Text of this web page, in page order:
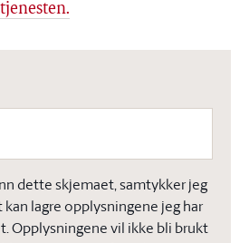
dette skjemaet, samtykker jeg
lagre opplysningene jeg har
Opplysningene vil ikke bli brukt